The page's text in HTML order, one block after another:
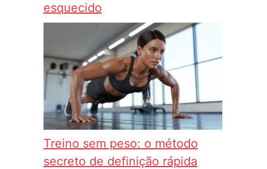
esquecido
Treino sem peso: o método
secreto de definição rápida